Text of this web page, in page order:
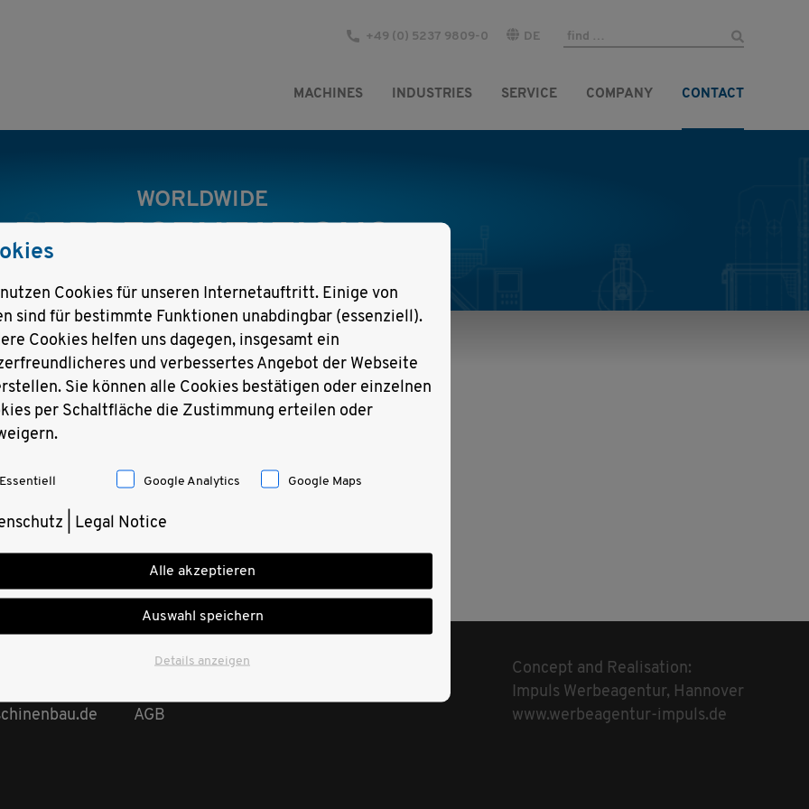
+49 (0) 5237 9809-0 DE
MACHINES INDUSTRIES SERVICE COMPANY CONTACT
WORLDWIDE
REPRESENTATIONS
0
29
Legal Notice
AGB
Concept and Realisation:
Impuls Werbeagentur, Hannover
www.werbeagentur-impuls.de
Cookies für unseren Internetauftritt. Einige von
sind für bestimmte Funktionen unabdingbar (essenziell).
Cookies helfen uns dagegen, insgesamt ein
und verbessertes Angebot der Webseite
Sie können alle Cookies bestätigen oder einzelnen
per Schaltfläche die Zustimmung erteilen oder
Essentiell Google Analytics Google Maps
Legal Notice
Alle akzeptieren
Auswahl speichern
Details anzeigen